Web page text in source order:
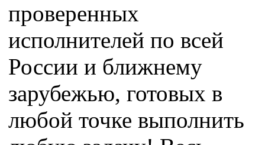
проверенных
исполнителей по всей
России и ближнему
зарубежью, готовых в
любой точке выполнить